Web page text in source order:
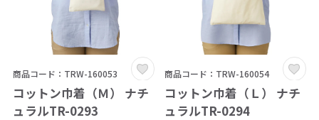
商品コード：TRW-160053
コットン巾着（Ｍ） ナチ
ュラルTR-0293
商品コード：TRW-160054
コットン巾着（Ｌ） ナチ
ュラルTR-0294